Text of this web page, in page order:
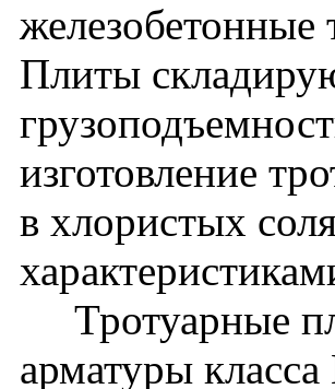
железобетонные
Плиты
изготовление
в хлористых
Тротуарные
арматуры